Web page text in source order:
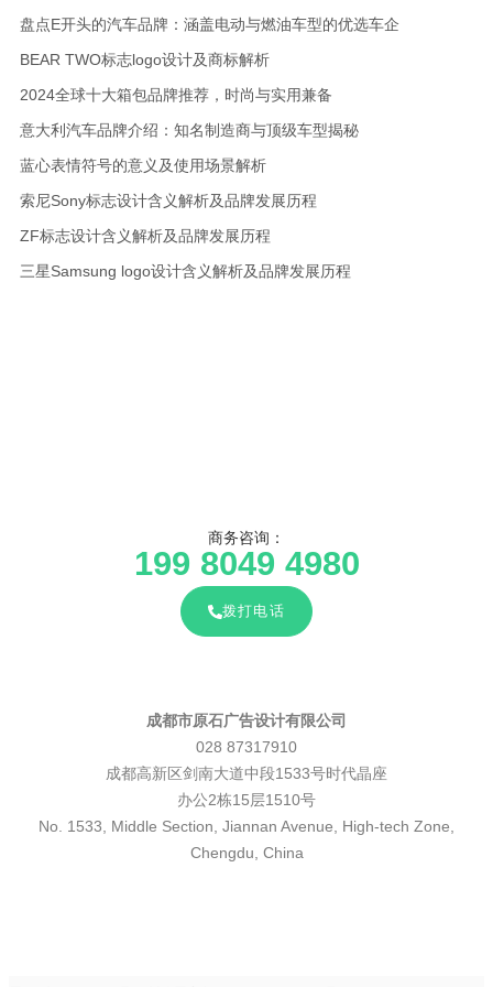
盘点E开头的汽车品牌：涵盖电动与燃油车型的优选车企
BEAR TWO标志logo设计及商标解析
2024全球十大箱包品牌推荐，时尚与实用兼备
意大利汽车品牌介绍：知名制造商与顶级车型揭秘
蓝心表情符号的意义及使用场景解析
索尼Sony标志设计含义解析及品牌发展历程
ZF标志设计含义解析及品牌发展历程
三星Samsung logo设计含义解析及品牌发展历程
商务咨询：
199 8049 4980
拨打电话
成都市原石广告设计有限公司
028 87317910
成都高新区剑南大道中段1533号时代晶座
办公2栋15层1510号
No. 1533, Middle Section, Jiannan Avenue, High-tech Zone,
Chengdu, China